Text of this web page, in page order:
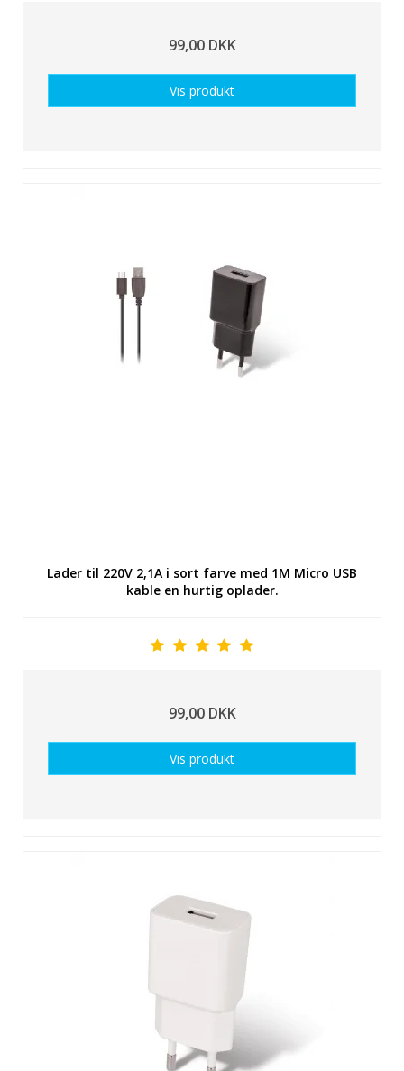
99,00 DKK
Vis produkt
Lader til 220V 2,1A i sort farve med 1M Micro USB
kable en hurtig oplader.
99,00 DKK
Vis produkt